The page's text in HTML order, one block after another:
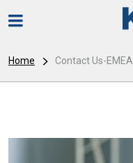
Home Contact Us-EMEA